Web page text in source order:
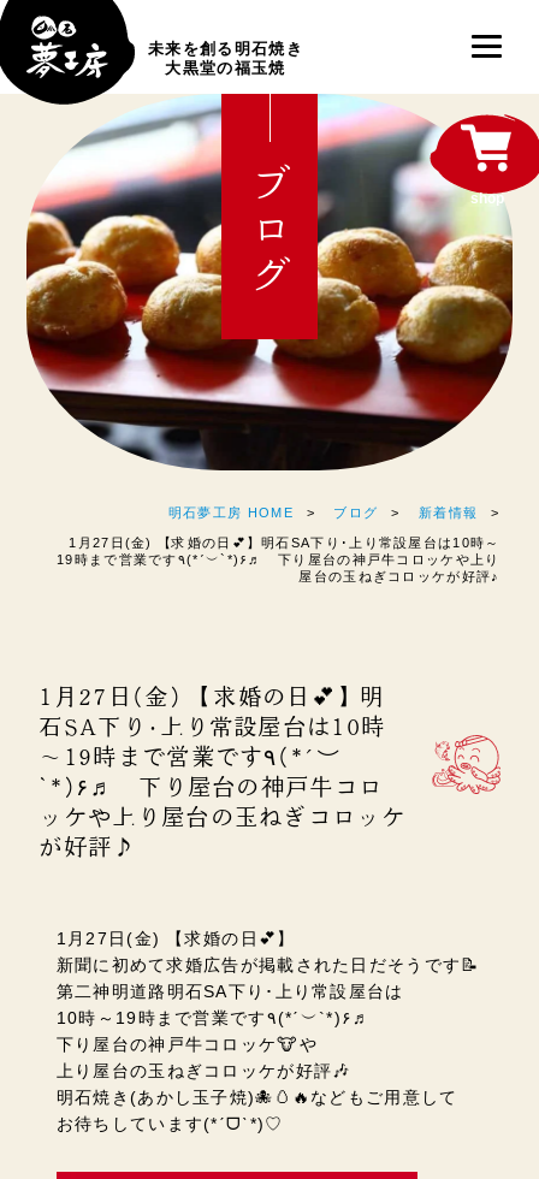
未来を創る明石焼き
大黒堂の福玉焼
ブログ
明石夢工房 HOME ブログ 新着情報
1月27日(金) 【求婚の日💕】明石SA下り･上り常設屋台は10時～
19時まで営業です٩(*ˊ︶`*)۶♬ 下り屋台の神戸牛コロッケや上り
屋台の玉ねぎコロッケが好評♪
1月27日(金) 【求婚の日💕】明
石SA下り･上り常設屋台は10時
～19時まで営業です٩(*ˊ︶
`*)۶♬ 下り屋台の神戸牛コロ
ッケや上り屋台の玉ねぎコロッケ
が好評♪
1月27日(金) 【求婚の日💕】
新聞に初めて求婚広告が掲載された日だそうです📝
第二神明道路明石SA下り･上り常設屋台は
10時～19時まで営業です٩(*ˊ︶`*)۶♬
下り屋台の神戸牛コロッケ🐮や
上り屋台の玉ねぎコロッケが好評🎶
明石焼き(あかし玉子焼)🐙🥚🔥などもご用意して
お待ちしています(*ˊᗜˋ*)♡
shop